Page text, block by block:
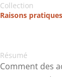
Collection
Raisons pratiques
Résumé
Comment des